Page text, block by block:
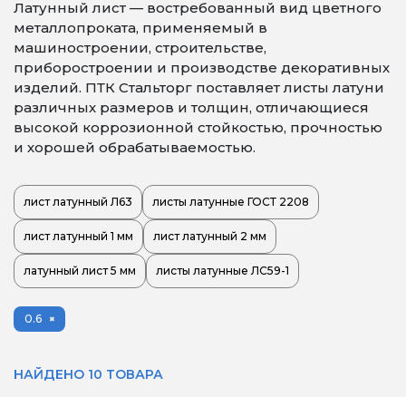
1.3
1.35
1.4
1.5
1.6
1.8
1.9
2
2.2
2.25
2.75
3.5
Латунный лист — востребованный вид цветного
металлопроката, применяемый в
машиностроении, строительстве,
приборостроении и производстве декоративных
изделий. ПТК Стальторг поставляет листы латуни
различных размеров и толщин, отличающиеся
высокой коррозионной стойкостью, прочностью
и хорошей обрабатываемостью.
лист латунный Л63 листы латунные ГОСТ 2208
лист латунный 1 мм лист латунный 2 мм
латунный лист 5 мм листы латунные ЛС59-1
0.6
НАЙДЕНО 10 ТОВАРА